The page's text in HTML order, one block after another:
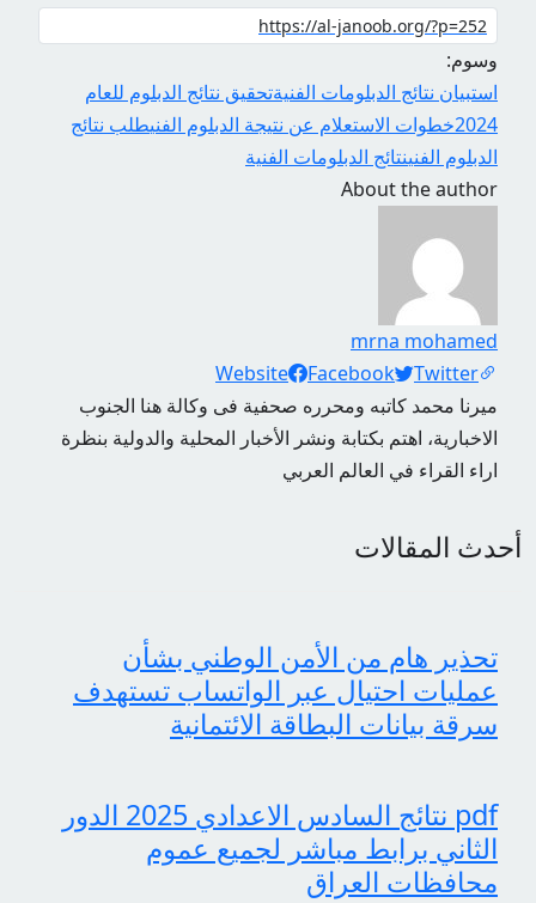
وسوم:
استبيان نتائج الدبلومات الفنيةتحقيق نتائج الدبلوم للعام
2024خطوات الاستعلام عن نتيجة الدبلوم الفنيطلب نتائج
الدبلوم الفنينتائج الدبلومات الفنية
About the author
mrna mohamed
Social Links
Website Facebook
Twitter
ميرنا محمد كاتبه ومحرره صحفية فى وكالة هنا الجنوب
الاخبارية، اهتم بكتابة ونشر الأخبار المحلية والدولية بنظرة
اراء القراء في العالم العربي
أحدث المقالات
تحذير هام من الأمن الوطني بشأن
عمليات احتيال عبر الواتساب تستهدف
سرقة بيانات البطاقة الائتمانية
pdf نتائج السادس الاعدادي 2025 الدور
الثاني برابط مباشر لجميع عموم
محافظات العراق